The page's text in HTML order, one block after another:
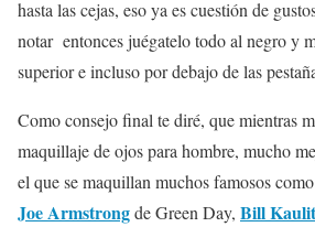
hasta las cejas, eso ya es cuestión de
notar entonces juégatelo todo al negro y
superior e incluso por debajo de las
Como consejo final te diré, que mientras
maquillaje de ojos para hombre, mucho
el que se maquillan muchos famosos
Joe Armstrongde Green Day, Bill